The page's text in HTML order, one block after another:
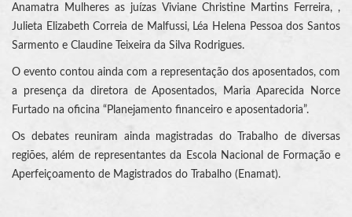
Anamatra Mulheres as juízas Viviane Christine Martins Ferreira, ,
Julieta Elizabeth Correia de Malfussi, Léa Helena Pessoa dos Santos
Sarmento e Claudine Teixeira da Silva Rodrigues.
O evento contou ainda com a representação dos aposentados, com
a presença da diretora de Aposentados, Maria Aparecida Norce
Furtado na oficina “Planejamento financeiro e aposentadoria”.
Os debates reuniram ainda magistradas do Trabalho de diversas
regiões, além de representantes da Escola Nacional de Formação e
Aperfeiçoamento de Magistrados do Trabalho (Enamat).